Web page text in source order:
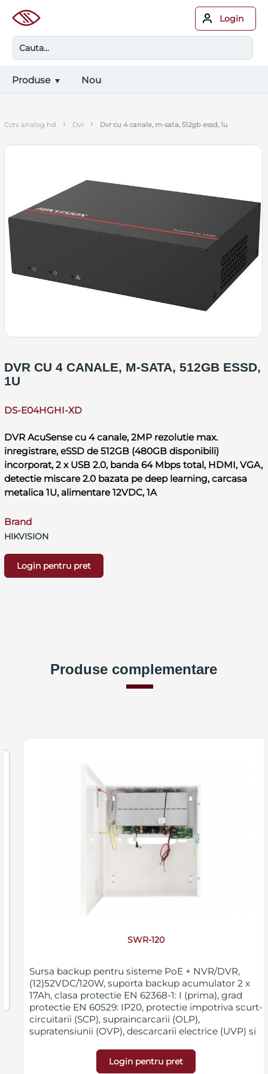
Login
Produse Nou
cctv analog hd › dvr › dvr cu 4 canale, m-sata, 512gb essd, 1u
DVR CU 4 CANALE, M-SATA, 512GB ESSD,
1U
DS-E04HGHI-XD
DVR AcuSense cu 4 canale, 2MP rezolutie max.
inregistrare, eSSD de 512GB (480GB disponibili)
incorporat, 2 x USB 2.0, banda 64 Mbps total, HDMI, VGA,
detectie miscare 2.0 bazata pe deep learning, carcasa
metalica 1U, alimentare 12VDC, 1A
Brand
HIKVISION
Login pentru pret
Produse complementare
SWR-120
Sursa backup pentru sisteme PoE + NVR/DVR,
(12)52VDC/120W, suporta backup acumulator 2 x
17Ah, clasa protectie EN 62368-1: I (prima), grad
protectie EN 60529: IP20, protectie impotriva scurt-
circuitarii (SCP), supraincarcarii (OLP),
supratensiunii (OVP), descarcarii electrice (UVP) si
intrare Φ0,63-2,50 (AWG 22-10), iesire alimentare
PoE DC plug 2,1/5,5, iesire alimentare inregistrator
Login pentru pret